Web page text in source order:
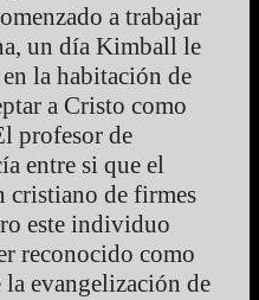
a trabajar
un día Kimball le
la habitación de
a Cristo como
profesor de
entre si que el
cristiano de firmes
este individuo
reconocido como
evangelización de